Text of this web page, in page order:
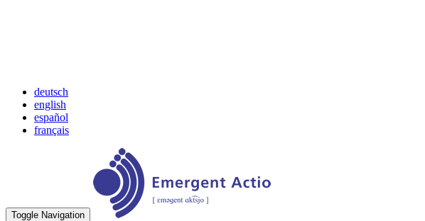
deutsch
english
español
français
Toggle Navigation